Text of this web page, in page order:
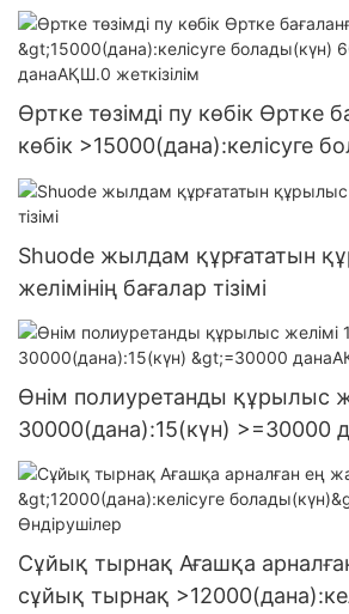
Өртке төзімді пу көбік Өртке
көбік >15000(дана):келісуге
6000-29999 данаАҚШ.0
Shuode жылдам құрғататын
желімінің бағалар тізімі
Өнім полиуретанды құрылыс
30000(дана):15(күн) >=30000
жеткізілім
Сұйық тырнақ Ағашқа
сұйық тырнақ